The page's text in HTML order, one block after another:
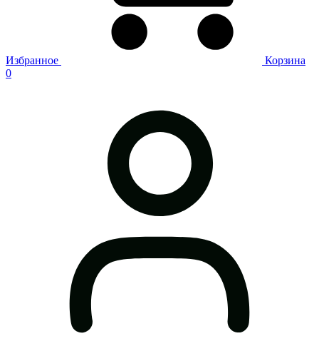
Избранное
Корзина
0